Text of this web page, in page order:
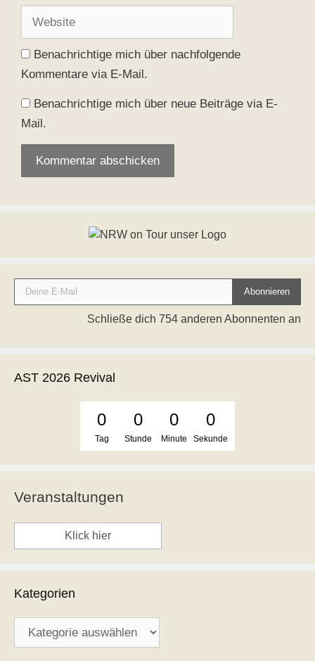
Adresse
Benachrichtige mich über nachfolgende
Kommentare via E-Mail.
Benachrichtige mich über neue Beiträge via E-
Mail.
Deine E-Mail
Abonnieren
Schließe dich 754 anderen Abonnenten an
AST 2026 Revival
0
Tag
0
Stunde
0
Minute
0
Sekunde
Veranstaltungen
Klick hier
Kategorien